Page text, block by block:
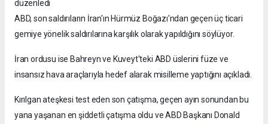
düzenledi
ABD, son saldırıların İran'ın Hürmüz Boğazı'ndan geçen üç ticari
gemiye yönelik saldırılarına karşılık olarak yapıldığını söylüyor.
İran ordusu ise Bahreyn ve Kuveyt'teki ABD üslerini füze ve
insansız hava araçlarıyla hedef alarak misilleme yaptığını açıkladı.
Kırılgan ateşkesi test eden son çatışma, geçen ayın sonundan bu
yana yaşanan en şiddetli çatışma oldu ve ABD Başkanı Donald